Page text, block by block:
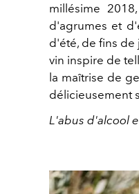
millésime
d'agrumes et
d'été, de fins de
vin inspire de
la maîtrise de
délicieusement
L'abus d'alcool